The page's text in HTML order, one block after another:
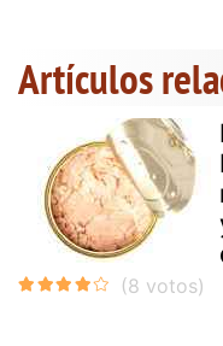
Artículos